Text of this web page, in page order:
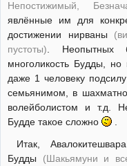
Непостижимый,
явлённые им для
достижении нирваны
пустоты) . Неопытных
многоликость Будды,
даже 1 человеку
семьянимом, в
волейболистом и т.д.
Будде такое сложно
Итак,
Будды (Шакьямуни и